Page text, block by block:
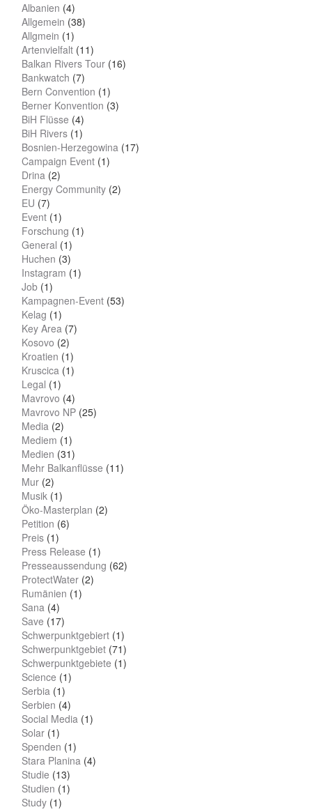
Albanien (4)
Allgemein (38)
Allgmein (1)
Artenvielfalt (11)
Balkan Rivers Tour (16)
Bankwatch (7)
Bern Convention (1)
Berner Konvention (3)
BiH Flüsse (4)
BiH Rivers (1)
Bosnien-Herzegowina (17)
Campaign Event (1)
Drina (2)
Energy Community (2)
EU (7)
Event (1)
Forschung (1)
General (1)
Huchen (3)
Instagram (1)
Job (1)
Kampagnen-Event (53)
Kelag (1)
Key Area (7)
Kosovo (2)
Kroatien (1)
Kruscica (1)
Legal (1)
Mavrovo (4)
Mavrovo NP (25)
Media (2)
Mediem (1)
Medien (31)
Mehr Balkanflüsse (11)
Mur (2)
Musik (1)
Öko-Masterplan (2)
Petition (6)
Preis (1)
Press Release (1)
Presseaussendung (62)
ProtectWater (2)
Rumänien (1)
Sana (4)
Save (17)
Schwerpunktgebiert (1)
Schwerpunktgebiet (71)
Schwerpunktgebiete (1)
Science (1)
Serbia (1)
Serbien (4)
Social Media (1)
Solar (1)
Spenden (1)
Stara Planina (4)
Studie (13)
Studien (1)
Study (1)